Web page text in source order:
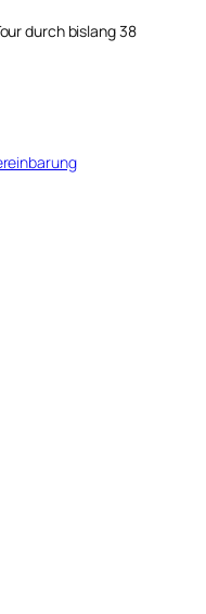
durch bislang 38